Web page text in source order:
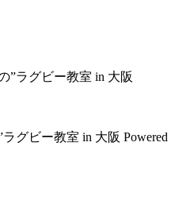
ラグビー教室 in 大阪 Powered